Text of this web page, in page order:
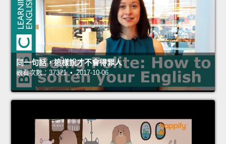
同一句話，這樣說才不會得罪人
觀看次數：37371 • 2017-10-06